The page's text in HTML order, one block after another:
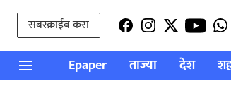
सबस्क्राईब करा
Epaper ताज्या देश